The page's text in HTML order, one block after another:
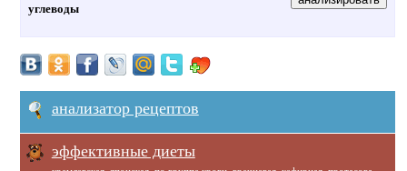
углеводы
анализатор рецептов
эффективные диеты